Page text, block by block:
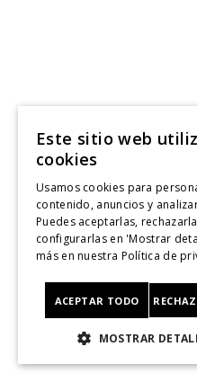
Este sitio web
cookies
Usamos cookies para
contenido, anuncios y
Puedes aceptarlas,
configurarlas en 'Mostrar
más en nuestra Política de
ACEPTAR TODO
MOSTRAR